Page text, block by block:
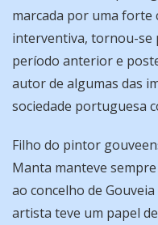
marcada por uma forte
interventiva, tornou-se
período anterior e
autor de algumas das
sociedade portuguesa
Filho do pintor
Manta manteve
ao concelho de
artista teve um papel